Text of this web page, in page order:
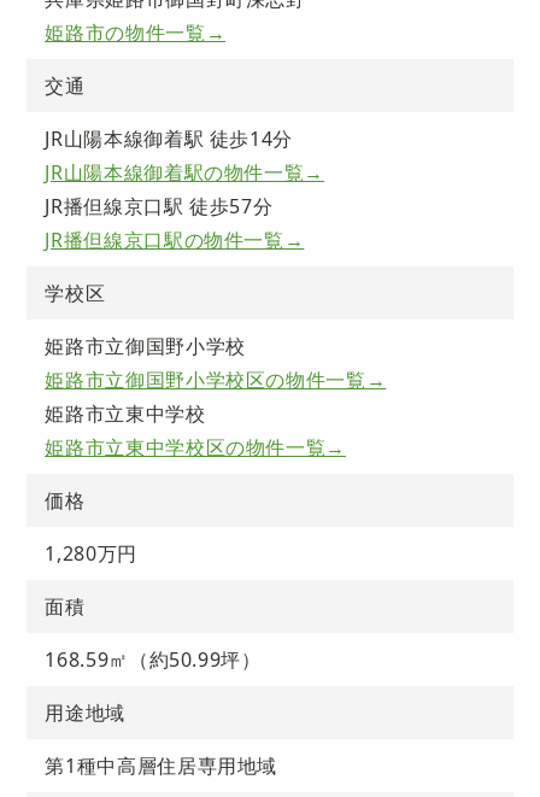
姫路市の物件一覧→
交通
JR山陽本線御着駅 徒歩14分
JR山陽本線御着駅の物件一覧→
JR播但線京口駅 徒歩57分
JR播但線京口駅の物件一覧→
学校区
姫路市立御国野小学校
姫路市立御国野小学校区の物件一覧→
姫路市立東中学校
姫路市立東中学校区の物件一覧→
価格
1,280万円
面積
168.59㎡（約50.99坪）
用途地域
第1種中高層住居専用地域